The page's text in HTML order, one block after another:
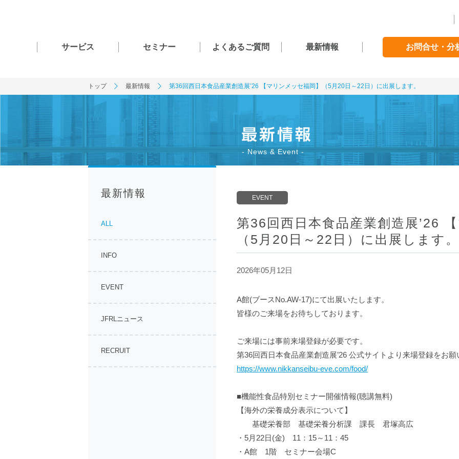
サービス セミナー よくあるご質問 最新情報 お問合せ・分
トップ 最新情報 第36回西日本食品産業創造展’26 【マリンメッセ福岡】（5月20日～22日）に出展します。
News & Event
最新情報
ALL
INFO
EVENT
JFRLニュース
RECRUIT
EVENT
第36回西日本食品産業創造展’26
（5月20日～22日）に出展します。
2026年05月12日
A館(ブースNo.AW-17)にて出展いたします。
皆様のご来場をお待ちしております。
ご来場には事前来場登録が必要です。
第36回西日本食品産業創造展’26 公式サイトより来場登録をお願
https://www.nikkanseibu-eve.com/food/
■機能性食品特別セミナー開催情報(聴講無料)
【海外の栄養成分表示について】
基礎栄養部 基礎栄養分析課 課長 君塚高広
・5月22日(金) 11：15～11：45
・A館 1階 セミナー会場C